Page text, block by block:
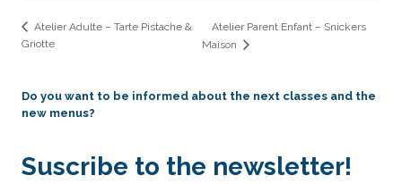
Atelier Adulte – Tarte Pistache &
Griotte
Atelier Parent Enfant – Snickers
Maison
Do you want to be informed about the next classes and the
new menus?
Suscribe to the newsletter!